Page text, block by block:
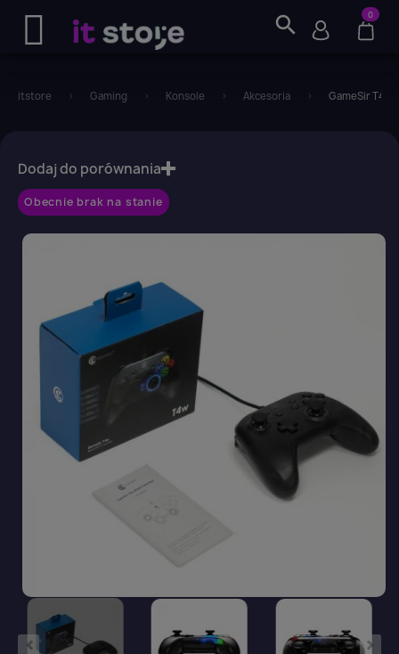
search 0
itstore Gaming Konsole Akcesoria GameSir T4
Obecnie brak na stanie
Dodaj do porównania